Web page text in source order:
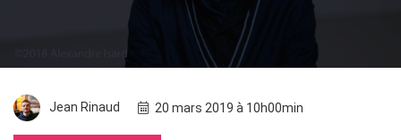
Jean Rinaud 20 mars 2019 à 10h00min